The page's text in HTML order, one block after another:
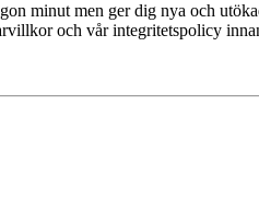
minut men ger dig nya och
och vår integritetspolicy